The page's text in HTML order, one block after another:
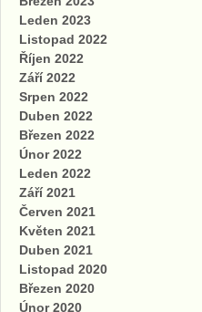
Leden 2023
Listopad 2022
Říjen 2022
Září 2022
Srpen 2022
Duben 2022
Březen 2022
Únor 2022
Leden 2022
Září 2021
Červen 2021
Květen 2021
Duben 2021
Listopad 2020
Březen 2020
Únor 2020